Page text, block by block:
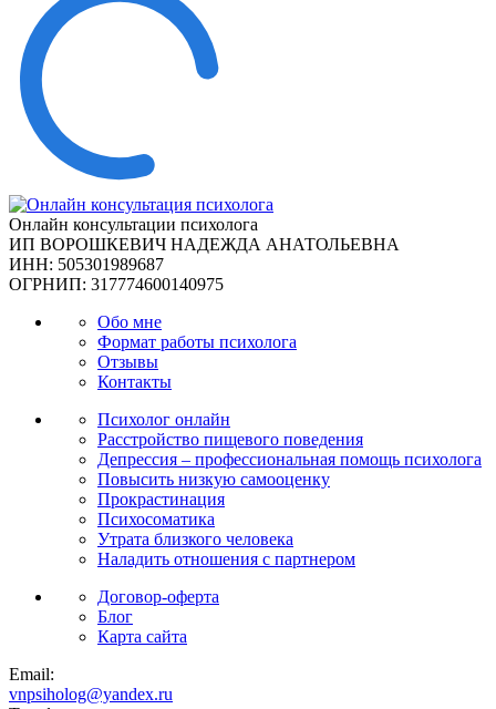
Онлайн консультации психолога
ИП ВОРОШКЕВИЧ НАДЕЖДА АНАТОЛЬЕВНА
ИНН: 505301989687
ОГРНИП: 317774600140975
Обо мне
Формат работы психолога
Отзывы
Контакты
Психолог онлайн
Расстройство пищевого поведения
Депрессия – профессиональная помощь психолога
Повысить низкую самооценку
Прокрастинация
Психосоматика
Утрата близкого человека
Наладить отношения с партнером
Договор-оферта
Блог
Карта сайта
Email:
vnpsiholog@yandex.ru